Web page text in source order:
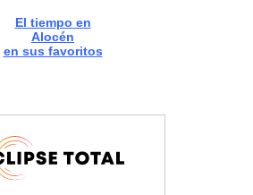
El tiempo en
Alocén
en sus favoritos